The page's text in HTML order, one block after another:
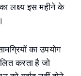
लक्ष्य इस महीने के
का उपयोग
करता है जो